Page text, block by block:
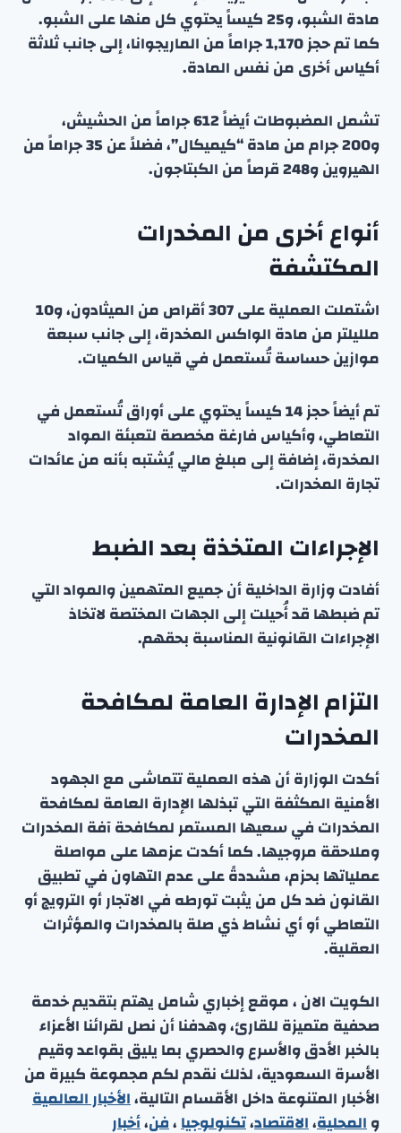
مادة الشبو، و25 كيساً يحتوي كل منها على الشبو.
كما تم حجز 1,170 جراماً من الماريجوانا، إلى جانب ثلاثة
أكياس أخرى من نفس المادة.
تشمل المضبوطات أيضاً 612 جراماً من الحشيش،
و200 جرام من مادة “كيميكال”، فضلاً عن 35 جراماً من
الهيروين و248 قرصاً من الكبتاجون.
أنواع أخرى من المخدرات
المكتشفة
اشتملت العملية على 307 أقراص من الميثادون، و10
ملليلتر من مادة الواكس المخدرة، إلى جانب سبعة
موازين حساسة تُستعمل في قياس الكميات.
تم أيضاً حجز 14 كيساً يحتوي على أوراق تُستعمل في
التعاطي، وأكياس فارغة مخصصة لتعبئة المواد
المخدرة، إضافة إلى مبلغ مالي يُشتبه بأنه من عائدات
تجارة المخدرات.
الإجراءات المتخذة بعد الضبط
أفادت وزارة الداخلية أن جميع المتهمين والمواد التي
تم ضبطها قد أُحيلت إلى الجهات المختصة لاتخاذ
الإجراءات القانونية المناسبة بحقهم.
التزام الإدارة العامة لمكافحة
المخدرات
أكدت الوزارة أن هذه العملية تتماشى مع الجهود
الأمنية المكثفة التي تبذلها الإدارة العامة لمكافحة
المخدرات في سعيها المستمر لمكافحة آفة المخدرات
وملاحقة مروجيها. كما أكدت عزمها على مواصلة
عملياتها بحزم، مشددةً على عدم التهاون في تطبيق
القانون ضد كل من يثبت تورطه في الاتجار أو الترويج أو
التعاطي أو أي نشاط ذي صلة بالمخدرات والمؤثرات
العقلية.
الكويت الان ، موقع إخباري شامل يهتم بتقديم خدمة
صحفية متميزة للقارئ، وهدفنا أن نصل لقرائنا الأعزاء
بالخبر الأدق والأسرع والحصري بما يليق بقواعد وقيم
الأسرة السعودية، لذلك نقدم لكم مجموعة كبيرة من
الأخبار المتنوعة داخل الأقسام التالية،الأخبار العالمية
والمحلية،الاقتصاد،تكنولوجيا،فن،أخبار